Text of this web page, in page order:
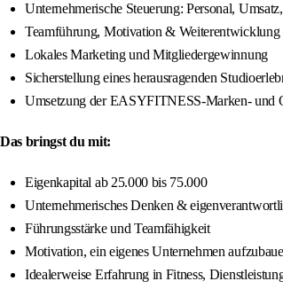
Unternehmerische Steuerung: Personal,
Teamführung, Motivation & Weiterentwicklung
Lokales Marketing und Mitgliedergewinnung
Sicherstellung eines herausragenden
Umsetzung der EASYFITNESS-Marken- und
Das bringst du mit:
Eigenkapital ab 25.000 bis 75.000
Unternehmerisches Denken &
Führungsstärke und Teamfähigkeit
Motivation, ein eigenes Unternehmen
Idealerweise Erfahrung in Fitness,